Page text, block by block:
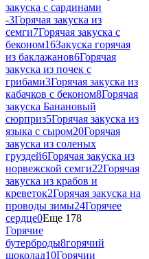
закуска с сардинами
-3Горячая закуска из
семги7Горячая закуска с
беконом16Закуска горячая
из баклажанов6Горячая
закуска из почек с
грибами3Горячая закуска из
кабачков с беконом8Горячая
закуска Банановый
сюрприз5Горячая закуска из
языка с сыром20Горячая
закуска из соленых
груздей6Горячая закуска из
норвежской семги22Горячая
закуска из крабов и
креветок2Горячая закуска на
проводы зимы24Горячее
сердце0Еще 178
Горячие
бутерброды8горячий
шоколад10Горячии